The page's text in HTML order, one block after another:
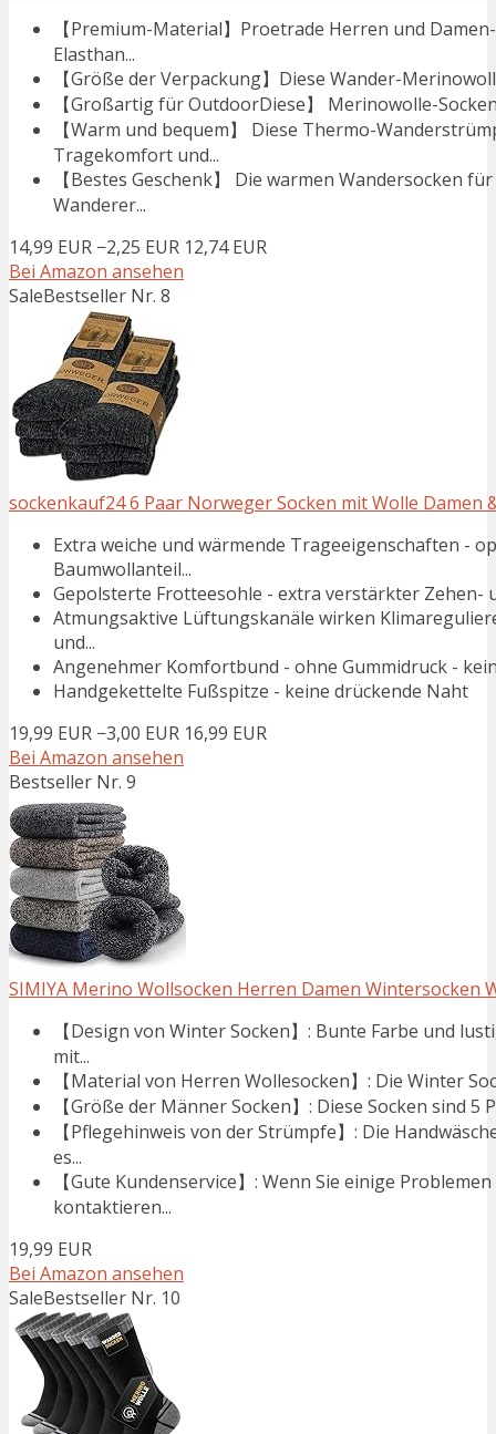
【Premium-Material】Proetrade Herren und
Elasthan...
【Größe der Verpackung】Diese Wander-
【Großartig für OutdoorDiese】 Merinowolle-
【Warm und bequem】 Diese Thermo-
Tragekomfort und...
【Bestes Geschenk】 Die warmen Wandersocken
Wanderer...
14,99 EUR −2,25 EUR 12,74 EUR
Bei Amazon ansehen
SaleBestseller Nr. 8
sockenkauf24 6 Paar Norweger Socken mit Wolle Damen
Extra weiche und wärmende Trageeigenschaften -
Baumwollanteil...
Gepolsterte Frotteesohle - extra verstärkter Zehen-
Atmungsaktive Lüftungskanäle wirken
und...
Angenehmer Komfortbund - ohne Gummidruck -
Handgekettelte Fußspitze - keine drückende Naht
19,99 EUR −3,00 EUR 16,99 EUR
Bei Amazon ansehen
Bestseller Nr. 9
SIMIYA Merino Wollsocken Herren Damen Wintersocken
【Design von Winter Socken】: Bunte Farbe und
mit...
【Material von Herren Wollesocken】: Die Winter
【Größe der Männer Socken】: Diese Socken sind
【Pflegehinweis von der Strümpfe】: Die
es...
【Gute Kundenservice】: Wenn Sie einige
kontaktieren...
19,99 EUR
Bei Amazon ansehen
SaleBestseller Nr. 10